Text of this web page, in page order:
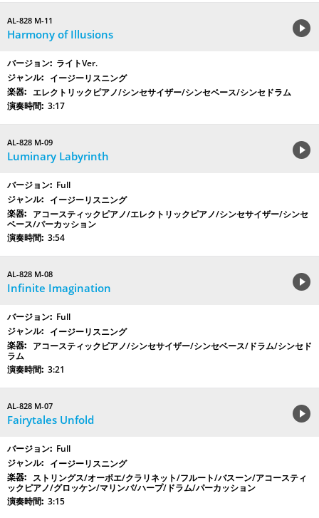
AL-828 M-11
Harmony of Illusions
ライトVer.
イージーリスニング
エレクトリックピアノ/シンセサイザー/シンセベース/シンセドラム
3:17
AL-828 M-09
Luminary Labyrinth
Full
イージーリスニング
アコースティックピアノ/エレクトリックピアノ/シンセサイザー/シンセ
ベース/パーカッション
3:54
AL-828 M-08
Infinite Imagination
Full
イージーリスニング
アコースティックピアノ/シンセサイザー/シンセベース/ドラム/シンセド
ラム
3:21
AL-828 M-07
Fairytales Unfold
Full
イージーリスニング
ストリングス/オーボエ/クラリネット/フルート/バスーン/アコースティ
ックピアノ/グロッケン/マリンバ/ハープ/ドラム/パーカッション
3:15